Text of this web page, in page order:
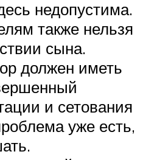
недопустима.
также нельзя
сына.
должен иметь
и сетования
уже есть,